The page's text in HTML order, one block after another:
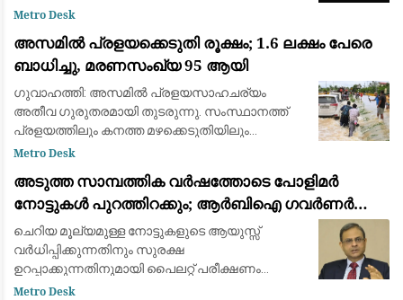
ഒരുങ്ങി ശാസ്ത്രലോകവും ആകാശപ്രേമികളും.
മറയ്ക
Metro Desk
അസമിൽ പ്രളയക്കെടുതി രൂക്ഷം; 1.6 ലക്ഷം പേരെ
ബാധിച്ചു, മരണസംഖ്യ 95 ആയി
ഗുവാഹത്തി: അസമിൽ പ്രളയസാഹചര്യം
അതീവ ഗുരുതരമായി തുടരുന്നു. സംസ്ഥാനത്ത്
പ്രളയത്തിലും കനത്ത മഴക്കെടുതിയിലും
മരിച്ചവരുടെ എണ്ണം 95 ആയി ഉയർന്നു. 14
ആളുകളെയാണ് വെള്
Metro Desk
അടുത്ത സാമ്പത്തിക വർഷത്തോടെ പോളിമർ
നോട്ടുകൾ പുറത്തിറക്കും; ആർബിഐ ഗവർണർ
സഞ്ജയ് മൽഹോത്ര
ചെറിയ മൂല്യമുള്ള നോട്ടുകളുടെ ആയുസ്സ്
വർധിപ്പിക്കുന്നതിനും സുരക്ഷ
ഉറപ്പാക്കുന്നതിനുമായി പൈലറ്റ് പരീക്ഷണം
പുരോഗമിക്കുന്നു.
Metro Desk